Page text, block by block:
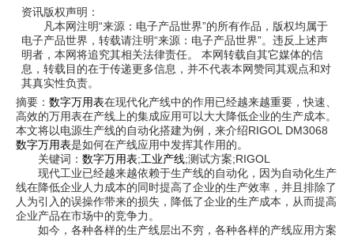
资讯版权声明：
凡本网注明“来源：电子产品世界”的所有作品，版权均属于
电子产品世界，转载请注明“来源：电子产品世界”。违反上述声
明者，本网将追究其相关法律责任。 本网转载自其它媒体的信
息，转载目的在于传递更多信息，并不代表本网赞同其观点和对
其真实性负责。
摘要： 数字万用表在现代化产线中的作用已经越来越重要，快速、
高效的万用表在产线上的集成应用可以大大降低企业的生产成本。
本文将以电源生产线的自动化搭建为例，来介绍RIGOL DM3068
数字万用表是如何在产线应用中发挥其作用的。
关键词： 数字万用表;工业产线;测试方案;RIGOL
现代工业已经越来越依赖于生产线的自动化，因为自动化生产
线在降低企业人力成本的同时提高了企业的生产效率，并且排除了
人为引入的误操作带来的损失，降低了企业的生产成本，从而提高
企业产品在市场中的竞争力。
如今，各种各样的生产线层出不穷，各种各样的产线应用方案